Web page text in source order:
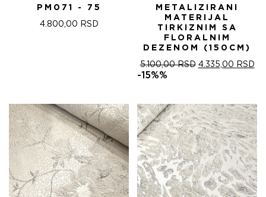
PM071 - 75
4.800,00 RSD
METALIZIRANI
MATERIJAL
TIRKIZNIM SA
FLORALNIM
DEZENOM (150CM)
5.100,00RSD ОРИГИНАЛНА
5.100,00 RSD.
4.335,00 RSD
-15%%